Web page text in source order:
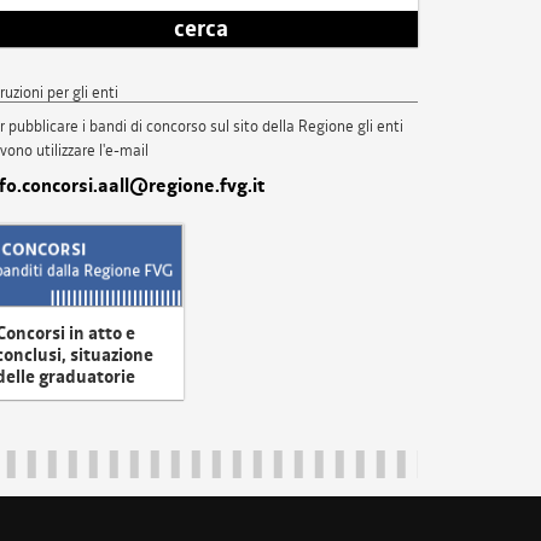
cerca
per gli enti
pubblicare i bandi di concorso sul sito della Regione gli enti
utilizzare l'e-mail
in atto e
situazione
graduatorie